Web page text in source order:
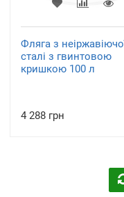
Фляга з
сталі з гвинтовою
кришкою 100 л
4 288 грн